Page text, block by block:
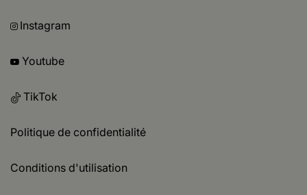
Instagram
Youtube
TikTok
Politique de confidentialité
Conditions d'utilisation